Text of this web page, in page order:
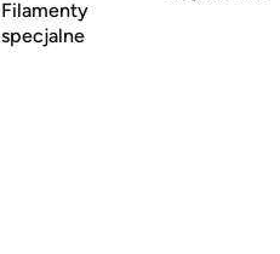
Filamenty
specjalne